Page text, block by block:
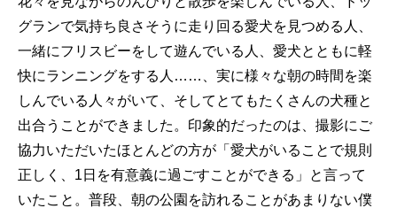
グランで気持ち良さそうに走り回る愛犬を見つめる人、
一緒にフリスビーをして遊んでいる人、愛犬とともに軽
快にランニングをする人……、実に様々な朝の時間を楽
しんでいる人々がいて、そしてとてもたくさんの犬種と
出合うことができました。印象的だったのは、撮影にご
協力いただいたほとんどの方が「愛犬がいることで規則
正しく、1日を有意義に過ごすことができる」と言って
いたこと。普段、朝の公園を訪れることがあまりない僕